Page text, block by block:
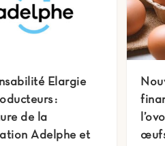
Elargie
:
de la
Adelphe et